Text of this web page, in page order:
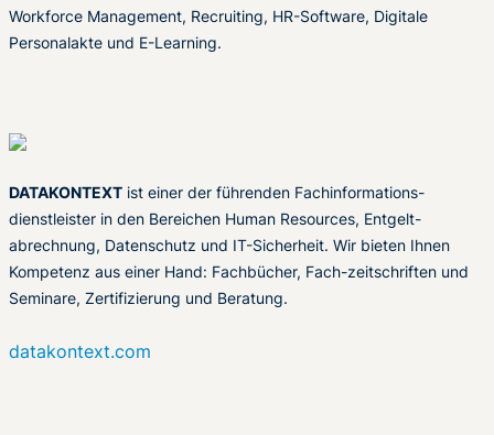
Workforce Management, Recruiting, HR-Software, Digitale
Personalakte und E-Learning.
DATAKONTEXT ist einer der führenden Fachinformations-
dienstleister in den Bereichen Human Resources, Entgelt-
abrechnung, Datenschutz und IT-Sicherheit. Wir bieten Ihnen
Kompetenz aus einer Hand: Fachbücher, Fach-zeitschriften und
Seminare, Zertifizierung und Beratung.
datakontext.com